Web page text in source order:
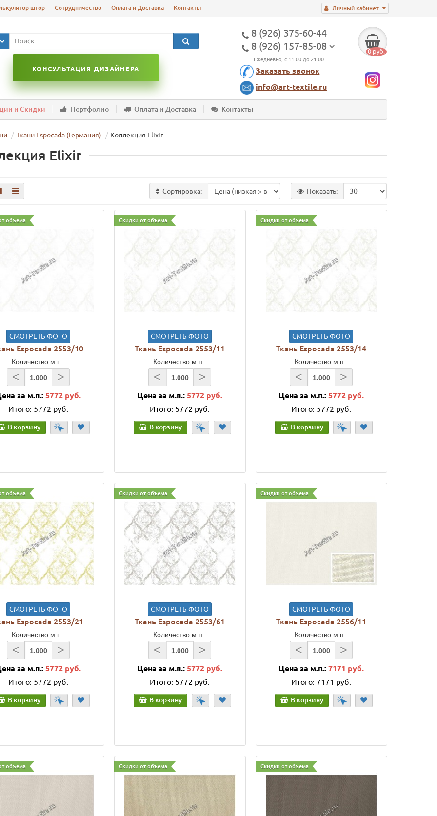
Личный кабинет
штор Сотрудничество Оплата и Доставка Контакты
8 (926) 375-60-44
8 (926) 157-85-08
Ежедневно, с 11:00 до 21:00
Заказать звонок
info@art-textile.ru
0 руб.
КОНСУЛЬТАЦИЯ ДИЗАЙНЕРА
и Скидки Портфолио Оплата и Доставка Контакты
Ткани Espocada (Германия) Коллекция Elixir
Elixir
Сортировка: Показать:
объема
СМОТРЕТЬ ФОТО
Espocada 2553/10
Количество м.п.:
< >
за м.п.:5772 руб.
Итого: 5772 руб.
В корзину
Скидки от объема
СМОТРЕТЬ ФОТО
Ткань Espocada 2553/11
Количество м.п.:
< >
Цена за м.п.:5772 руб.
Итого: 5772 руб.
В корзину
Скидки от объема
СМОТРЕТЬ ФОТО
Ткань Espocada 2553/14
Количество м.п.:
< >
Цена за м.п.:5772 руб.
Итого: 5772 руб.
В корзину
объема
СМОТРЕТЬ ФОТО
Espocada 2553/21
Количество м.п.:
< >
за м.п.:5772 руб.
Итого: 5772 руб.
В корзину
Скидки от объема
СМОТРЕТЬ ФОТО
Ткань Espocada 2553/61
Количество м.п.:
< >
Цена за м.п.:5772 руб.
Итого: 5772 руб.
В корзину
Скидки от объема
СМОТРЕТЬ ФОТО
Ткань Espocada 2556/11
Количество м.п.:
< >
Цена за м.п.:7171 руб.
Итого: 7171 руб.
В корзину
объема Скидки от объема Скидки от объема